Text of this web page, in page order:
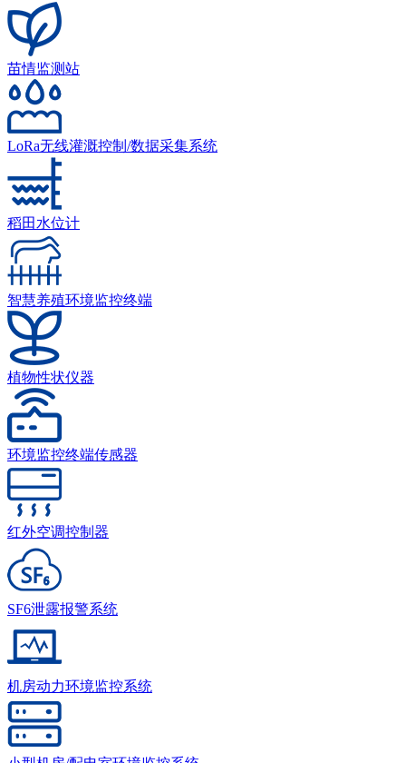
苗情监测站
LoRa无线灌溉控制/数据采集系统
稻田水位计
智慧养殖环境监控终端
植物性状仪器
环境监控终端传感器
红外空调控制器
SF6泄露报警系统
机房动力环境监控系统